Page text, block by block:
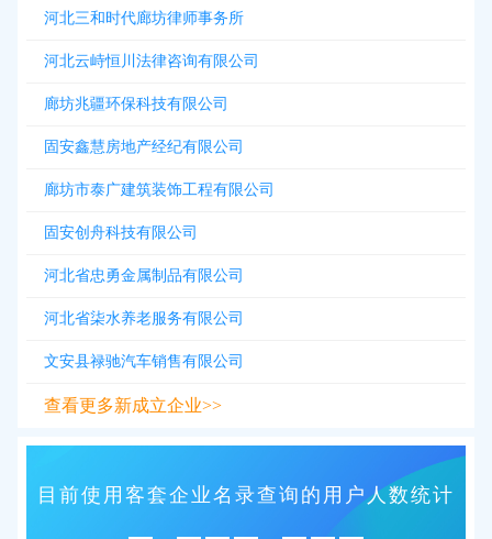
河北三和时代廊坊律师事务所
河北云峙恒川法律咨询有限公司
廊坊兆疆环保科技有限公司
固安鑫慧房地产经纪有限公司
廊坊市泰广建筑装饰工程有限公司
固安创舟科技有限公司
河北省忠勇金属制品有限公司
河北省柒水养老服务有限公司
文安县禄驰汽车销售有限公司
查看更多新成立企业>>
目前使用客套企业名录查询的用户人数统计